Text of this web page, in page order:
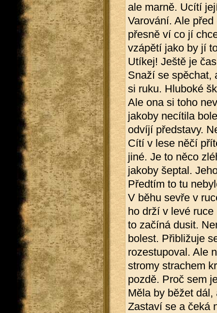
ale marně. Ucítí
Varování. Ale
přesně ví co jí
vzápětí jako by jí
Utíkej! Ještě je
Snaží se spěchat,
si ruku. Hluboké
Ale ona si toho
jakoby necítila
odvíjí představy.
Cítí v lese něčí
jiné. Je to něco
jakoby šeptal.
Předtím to tu
V běhu sevře v
ho drží v levé
to začíná dusit.
bolest. Přibližuje
rozestupoval. Ale
stromy strachem
pozdě. Proč sem
Měla by běžet
Zastaví se a čeká